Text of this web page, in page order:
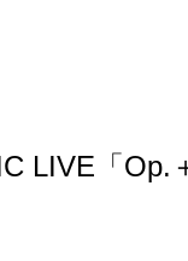
LIVE 「 Op.